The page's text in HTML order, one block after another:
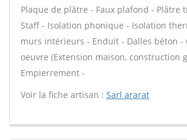
Plaque de plâtre - Faux plafond - Plâtre
Staff - Isolation phonique - Isolation
murs intérieurs - Enduit - Dalles béton -
oeuvre (Extension maison, construction
Empierrement -
Voir la fiche artisan : Sarl ararat